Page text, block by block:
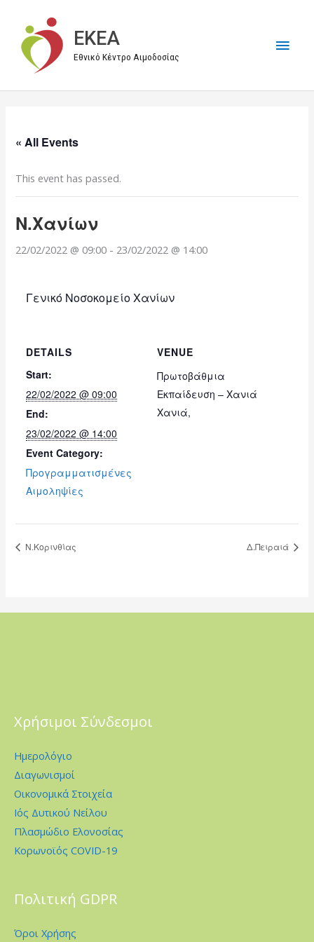
περιεχόμενο
EKEA
Εθνικό Κέντρο Αιμοδοσίας
« All Events
This event has passed.
Ν.Χανίων
22/02/2022 @ 09:00 - 23/02/2022 @ 14:00
Γενικό Νοσοκομείο Χανίων
DETAILS
Start:
22/02/2022 @ 09:00
End:
23/02/2022 @ 14:00
Event Category:
Προγραμματισμένες
Αιμοληψίες
VENUE
Πρωτοβάθμια
Εκπαίδευση – Χανιά
Χανιά,
Ν.Κορινθίας Δ.Πειραιά
Χρήσιμοι Σύνδεσμοι
Ημερολόγιο
Διαγωνισμοί
Οικονομικά Στοιχεία
Ιός Δυτικού Νείλου
Πλασμώδιο Ελονοσίας
Κορωνοϊός COVID-19
Πολιτική GDPR
Όροι Χρήσης